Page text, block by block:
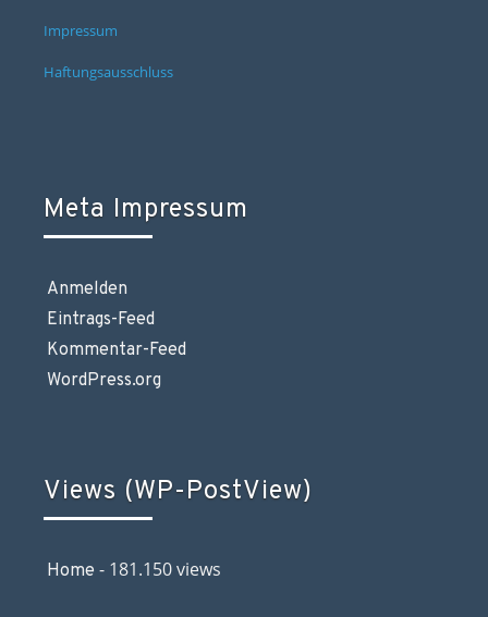
Impressum
Haftungsausschluss
Meta Impressum
Anmelden
Eintrags-Feed
Kommentar-Feed
WordPress.org
Views (WP-PostView)
Home - 181.150 views